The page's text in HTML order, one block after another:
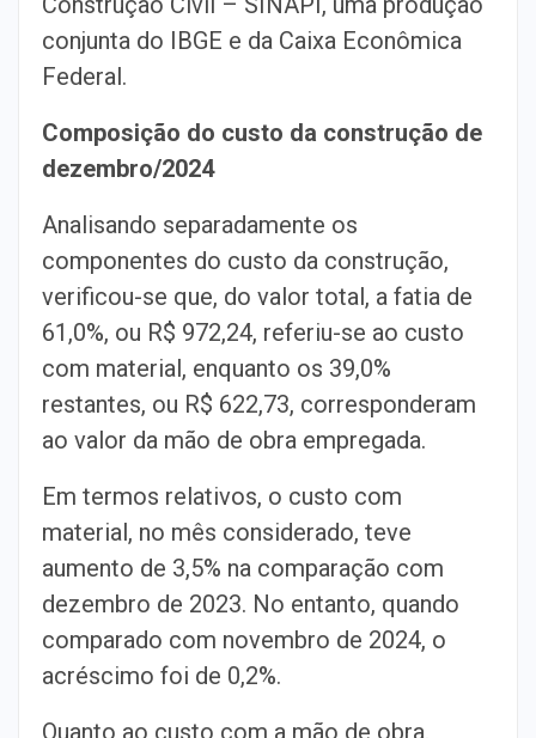
conjunta do IBGE e da Caixa Econômica
Federal.
Composição do custo da construção de
dezembro/2024
Analisando separadamente os
componentes do custo da construção,
verificou-se que, do valor total, a fatia de
61,0%, ou R$ 972,24, referiu-se ao custo
com material, enquanto os 39,0%
restantes, ou R$ 622,73, corresponderam
ao valor da mão de obra empregada.
Em termos relativos, o custo com
material, no mês considerado, teve
aumento de 3,5% na comparação com
dezembro de 2023. No entanto, quando
comparado com novembro de 2024, o
acréscimo foi de 0,2%.
Quanto ao custo com a mão de obra,